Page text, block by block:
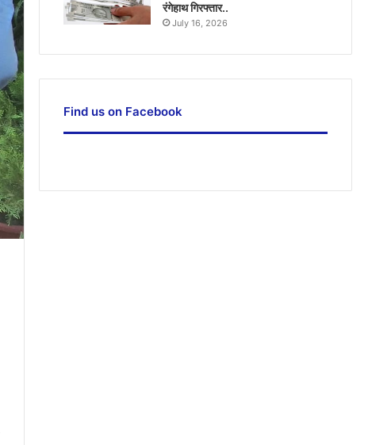
रंगेहाथ गिरफ्तार..
July 16, 2026
Find us on Facebook